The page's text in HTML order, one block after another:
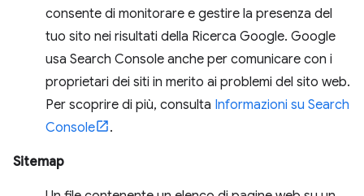
consente di monitorare e gestire la presenza del
tuo sito nei risultati della Ricerca Google. Google
usa Search Console anche per comunicare con i
proprietari dei siti in merito ai problemi del sito web.
Per scoprire di più, consulta Informazioni su Search
Console
.
Sitemap